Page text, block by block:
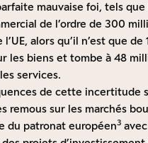
mauvaise foi, tels que
de l’ordre de 300
alors qu’il n’est que de
les biens et tombe à 48
services.
de cette incertitude
remous sur les marchés
du patronat européen3